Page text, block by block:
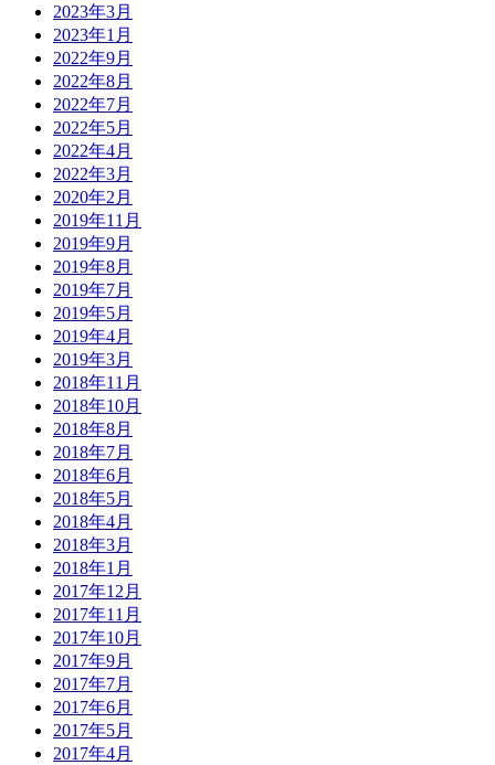
2023年3月
2023年1月
2022年9月
2022年8月
2022年7月
2022年5月
2022年4月
2022年3月
2020年2月
2019年11月
2019年9月
2019年8月
2019年7月
2019年5月
2019年4月
2019年3月
2018年11月
2018年10月
2018年8月
2018年7月
2018年6月
2018年5月
2018年4月
2018年3月
2018年1月
2017年12月
2017年11月
2017年10月
2017年9月
2017年7月
2017年6月
2017年5月
2017年4月